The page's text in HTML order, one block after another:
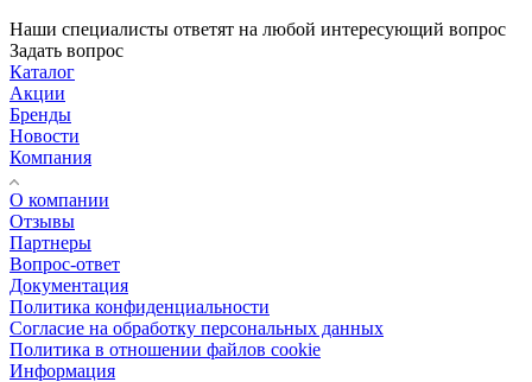
Наши специалисты ответят на любой интересующий вопрос
Задать вопрос
Каталог
Акции
Бренды
Новости
Компания
О компании
Отзывы
Партнеры
Вопрос-ответ
Документация
Политика конфиденциальности
Согласие на обработку персональных данных
Политика в отношении файлов cookie
Информация